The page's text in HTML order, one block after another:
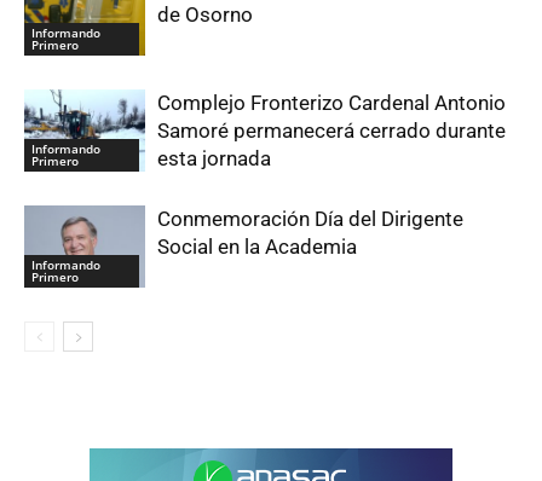
Informando
Primero
de Osorno
Informando
Primero
Complejo Fronterizo Cardenal Antonio
Samoré permanecerá cerrado durante
esta jornada
Informando
Primero
Conmemoración Día del Dirigente
Social en la Academia